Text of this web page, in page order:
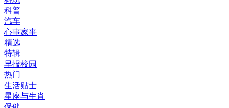
科普
汽车
心事家事
精选
特辑
早报校园
热门
生活贴士
星座与生肖